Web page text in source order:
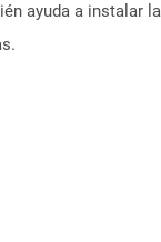
ayuda a instalar